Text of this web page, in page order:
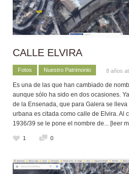
CALLE ELVIRA
Fotos Nuestro Patrimonio 8 años
Es una de las que han cambiado de
aunque sólo ha sido en dos ocasiones.
de la Ensenada, que para Galera se
urbana es citada como calle de Elvira. Al
1936/39 se le pone el nombre de... [leer
1 0